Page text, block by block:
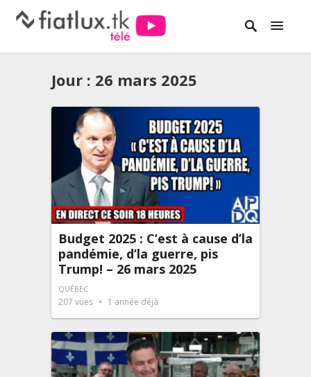
Jour : 26 mars 2025
Budget 2025 : C’est à cause d’la
pandémie, d’la guerre, pis
Trump! – 26 mars 2025
QUÉBEC
207 vues 1 année déjà